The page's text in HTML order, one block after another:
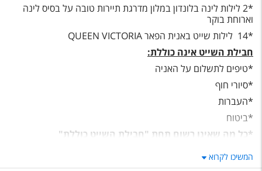
מלונות בחו"ל
Русский
קרוז
מגזין אשת
*2 לילות לינה בלונדון במלון מדרגת תיירות טובה על בסיס לינה
וארוחת בוקר
*14 לילות שייט באנית הפאר QUEEN VICTORIA
חבילת השייט אינה כוללת:
*טיפים לתשלום על האניה
*סיורי חוף
*העברות
*ביטוח
*כל מה שאינו רשום תחת "חבילת השייט כוללת"
המשיכו לקרוא